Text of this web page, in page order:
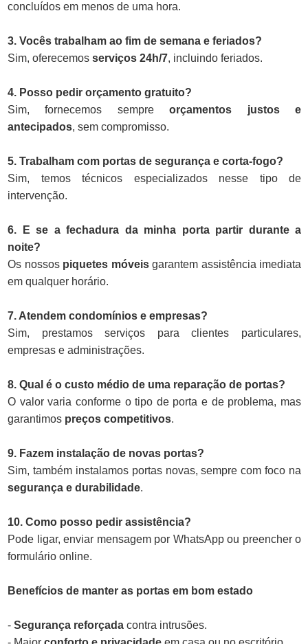
concluídos em menos de uma hora.
3. Vocês trabalham ao fim de semana e feriados?
Sim, oferecemos serviços 24h/7, incluindo feriados.
4. Posso pedir orçamento gratuito?
Sim, fornecemos sempreorçamentos justos e
antecipados, sem compromisso.
5. Trabalham com portas de segurança e corta-fogo?
Sim, temos técnicos especializados nesse tipo de
intervenção.
6. E se a fechadura da minha porta partir durante a
noite?
Os nossos piquetes móveisgarantem assistência imediata
em qualquer horário.
7. Atendem condomínios e empresas?
Sim, prestamos serviços para clientes particulares,
empresas e administrações.
8. Qual é o custo médio de uma reparação de portas?
O valor varia conforme o tipo de porta e de problema, mas
garantimos preços competitivos.
9. Fazem instalação de novas portas?
Sim, também instalamos portas novas, sempre com foco na
segurança e durabilidade.
10. Como posso pedir assistência?
Pode ligar, enviar mensagem por WhatsApp ou preencher o
formulário online.
Benefícios de manter as portas em bom estado
- Segurança reforçada contra intrusões.